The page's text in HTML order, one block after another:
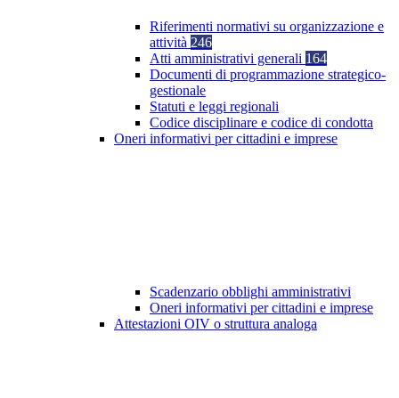
Riferimenti normativi su organizzazione e
attività 246
Atti amministrativi generali 164
Documenti di programmazione strategico-
gestionale
Statuti e leggi regionali
Codice disciplinare e codice di condotta
Oneri informativi per cittadini e imprese
Scadenzario obblighi amministrativi
Oneri informativi per cittadini e imprese
Attestazioni OIV o struttura analoga